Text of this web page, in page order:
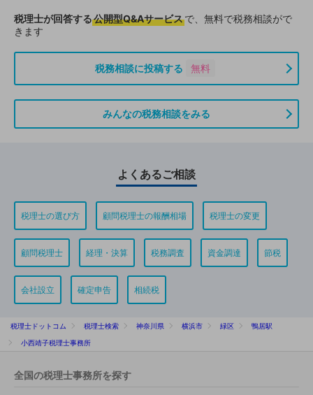
税理士が回答する公開型Q&Aサービスで、無料で税務相談がで
きます
税務相談に投稿する 無料
みんなの税務相談をみる
よくあるご相談
税理士の選び方 顧問税理士の報酬相場 税理士の変更
顧問税理士 経理・決算 税務調査 資金調達 節税
会社設立 確定申告 相続税
税理士ドットコム 税理士検索 神奈川県 横浜市 緑区
鴨居駅
小西靖子税理士事務所
全国の税理士事務所を探す